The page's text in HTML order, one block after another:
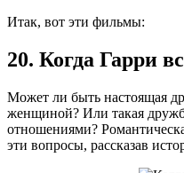
Итак, вот эти фильмы:
20. Когда Гарри
Может ли быть настоящая
женщиной? Или такая
отношениями?
эти вопросы, рассказав